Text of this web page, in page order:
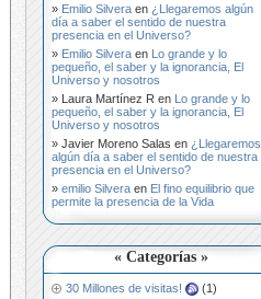
Emilio Silvera en ¿Llegaremos algún
día a saber el sentido de nuestra
presencia en el Universo?
Emilio Silvera en Lo grande y lo
pequeño, el saber y la ignorancia, El
Universo y nosotros
Laura Martínez R en Lo grande y lo
pequeño, el saber y la ignorancia, El
Universo y nosotros
Javier Moreno Salas en ¿Llegaremos
algún día a saber el sentido de nuestra
presencia en el Universo?
emilio Silvera en El fino equilibrio que
permite la presencia de la Vida
« Categorías »
30 Millones de visitas!
(1)